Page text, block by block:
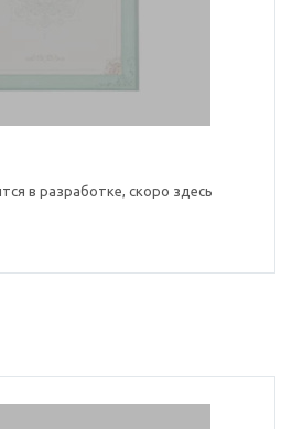
в разработке, скоро здесь